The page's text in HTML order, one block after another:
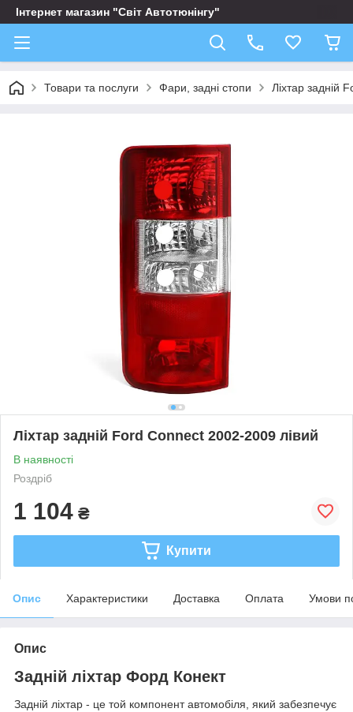
Інтернет магазин "Світ Автотюнінгу"
Товари та послуги Фари, задні стопи Ліхтар задній
Ліхтар задній Ford Connect 2002-2009 лівий
В наявності
Роздріб
1 104 ₴
Купити
Опис Характеристики Доставка Оплата Умови
Опис
Задній ліхтар Форд Конект
Задній ліхтар - це той компонент автомобіля, який забезпечує